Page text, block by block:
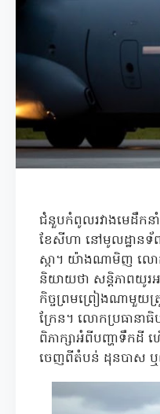
ជំនួបកំពូលរវាងមេដឹកនាំ
ខែសីហា នៅមូលដ្ឋានទ័
ស្កា។ យ៉ាងណាមិញ លោ
និយាយថា សន្តិភាពយូរអ
កិច្ចព្រមព្រៀងណាមួយត្
ក្រែន។ លោកប្រធានា
ពិភាក្សាអំពីបញ្ហាទឹក
ចេញពីតំបន់ ដុនបាស